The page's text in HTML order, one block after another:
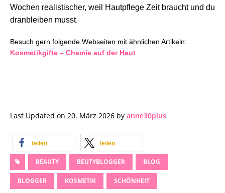
Wochen realistischer, weil Hautpflege Zeit braucht und du
dranbleiben musst.
Besuch gern folgende Webseiten mit ähnlichen Artikeln:
Kosmetikgifte – Chemie auf der Haut
Last Updated on 20. März 2026 by anne30plus
teilen teilen
BEAUTY BEUTYBLOGGER BLOG
BLOGGER KOSMETIK SCHÖNHEIT